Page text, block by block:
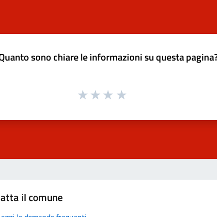
sono chiare le informazioni su questa
il comune